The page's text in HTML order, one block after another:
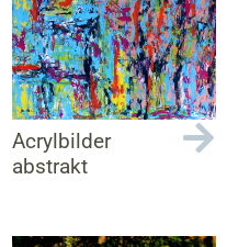
Acrylbilder
abstrakt